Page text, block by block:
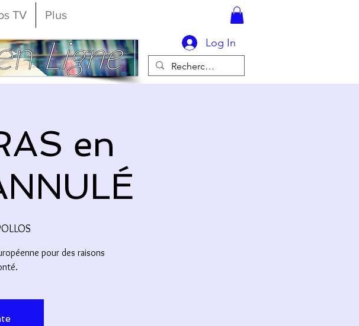
TV Plus
Log In
en
pour des raisons